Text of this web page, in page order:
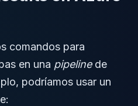
comandos para
en una pipelinede
podríamos usar un